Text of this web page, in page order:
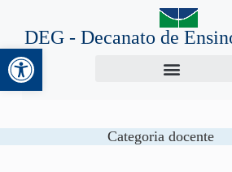
Abrir a barra de
DEG - Decanato de
Categoriadocente